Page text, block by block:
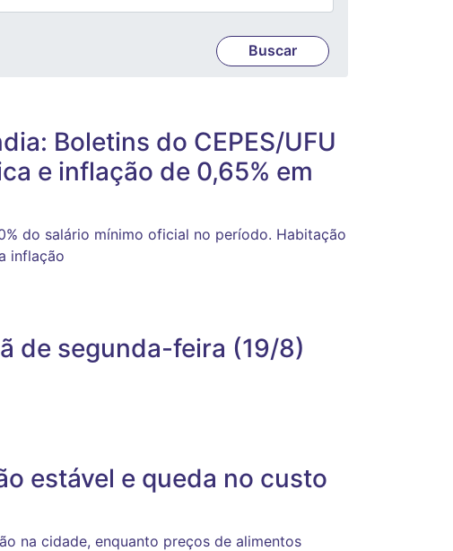
Boletins do CEPES/UFU
e inflação de 0,65% em
do salário mínimo oficial no período. Habitação
inflação
de segunda-feira (19/8)
estável e queda no custo
na cidade, enquanto preços de alimentos